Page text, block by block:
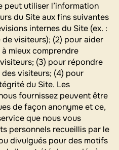
utiliser l’information
du Site aux fins suivantes
internes du Site (ex. :
visiteurs); (2) pour aider
mieux comprendre
(3) pour répondre
visiteurs; (4) pour
du Site. Les
fournissez peuvent être
de façon anonyme et ce,
que nous vous
personnels recueillis par le
divulgués pour des motifs